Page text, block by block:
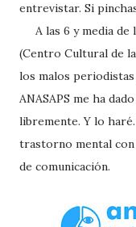
entrevistar. Si
A las 6 y media de
(Centro Cultural de
los malos
ANASAPS me ha
libremente. Y lo
trastorno mental con
de comunicación.